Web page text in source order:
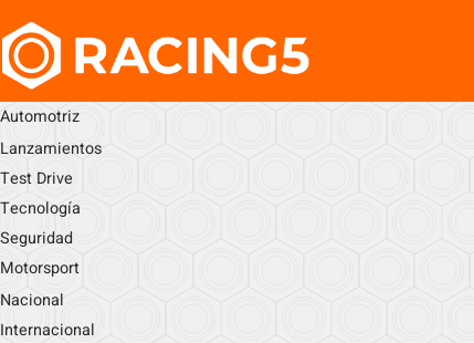
Automotriz
Lanzamientos
Test Drive
Tecnología
Seguridad
Motorsport
Nacional
Internacional